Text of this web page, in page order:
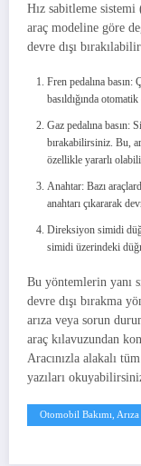
Hız sabitleme
araç modeline göre
devre dışı
Fren pedalına basın:
basıldığında otomatik
Gaz pedalına basın:
bırakabilirsiniz. Bu,
özellikle yararlı
Anahtar: Bazı
anahtarı çıkararak
Direksiyon simidi
simidi üzerindeki
Bu yöntemlerin yanı
devre dışı bırakma
arıza veya sorun
araç kılavuzundan
Aracınızla alakalı
yazıları
Otomobil Bakımı,